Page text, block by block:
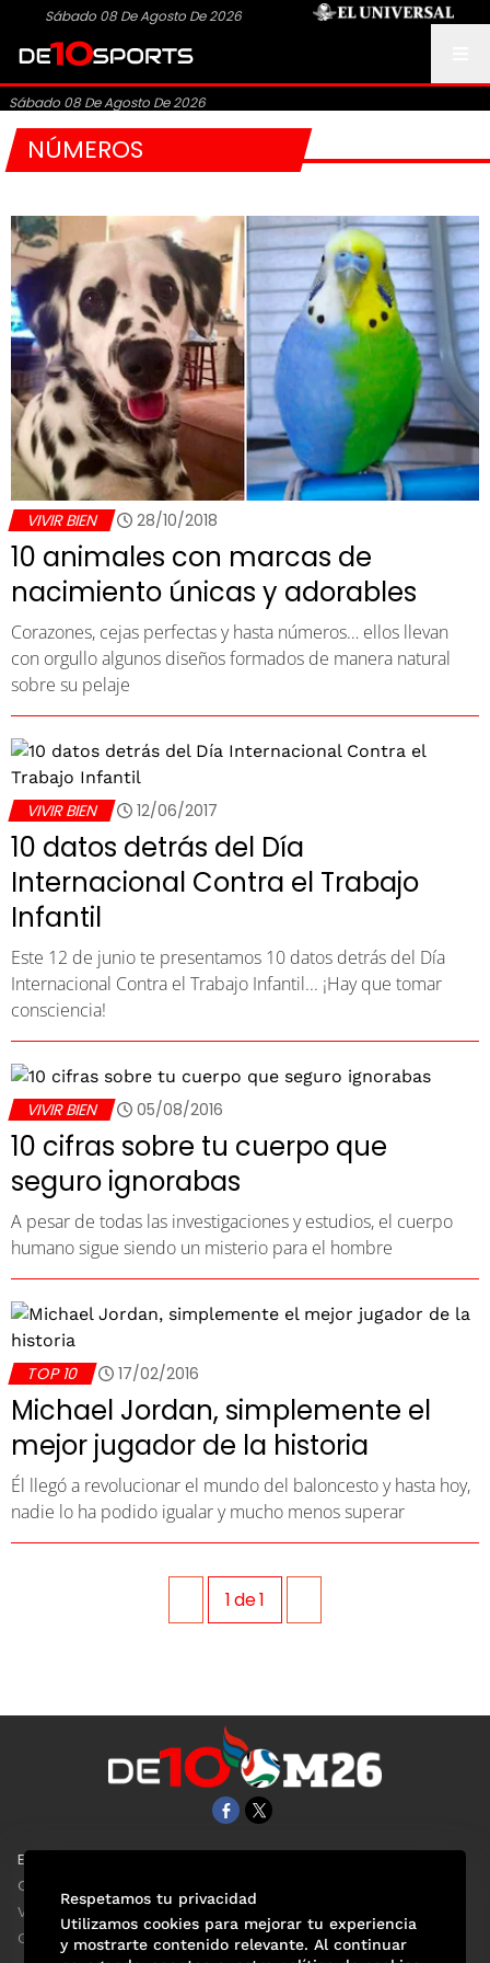
Sábado 08 De Agosto De 2026
Sábado 08 De Agosto De 2026
NÚMEROS
VIVIR BIEN 28/10/2018
10 animales con marcas de
nacimiento únicas y adorables
Corazones, cejas perfectas y hasta números… ellos llevan
con orgullo algunos diseños formados de manera natural
sobre su pelaje
VIVIR BIEN 12/06/2017
10 datos detrás del Día
Internacional Contra el Trabajo
Infantil
Este 12 de junio te presentamos 10 datos detrás del Día
Internacional Contra el Trabajo Infantil... ¡Hay que tomar
consciencia!
VIVIR BIEN 05/08/2016
10 cifras sobre tu cuerpo que
seguro ignorabas
A pesar de todas las investigaciones y estudios, el cuerpo
humano sigue siendo un misterio para el hombre
TOP 10 17/02/2016
Michael Jordan, simplemente el
mejor jugador de la historia
Él llegó a revolucionar el mundo del baloncesto y hasta hoy,
nadie lo ha podido igualar y mucho menos superar
1de1
EL UNIVERSAL
Clase
ViveUSA
Confabulario
Respetamos tu privacidad
Utilizamos cookies para mejorar tu experiencia
y mostrarte contenido relevante. Al continuar